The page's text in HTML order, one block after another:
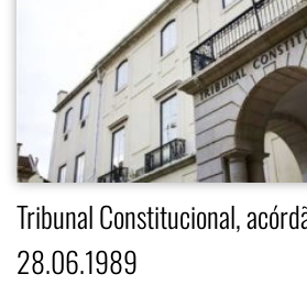
Tribunal Constitucional,
28.06.1989